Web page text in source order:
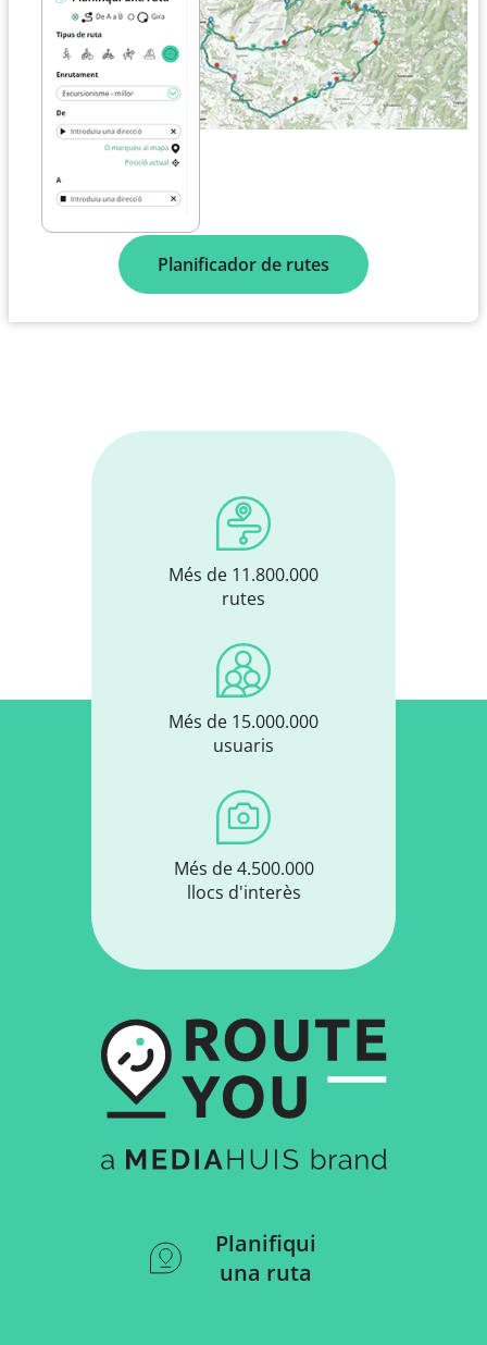
Planificador de rutes
Més de 11.800.000
rutes
Més de 15.000.000
usuaris
Més de 4.500.000
llocs d'interès
Planifiqui
una ruta